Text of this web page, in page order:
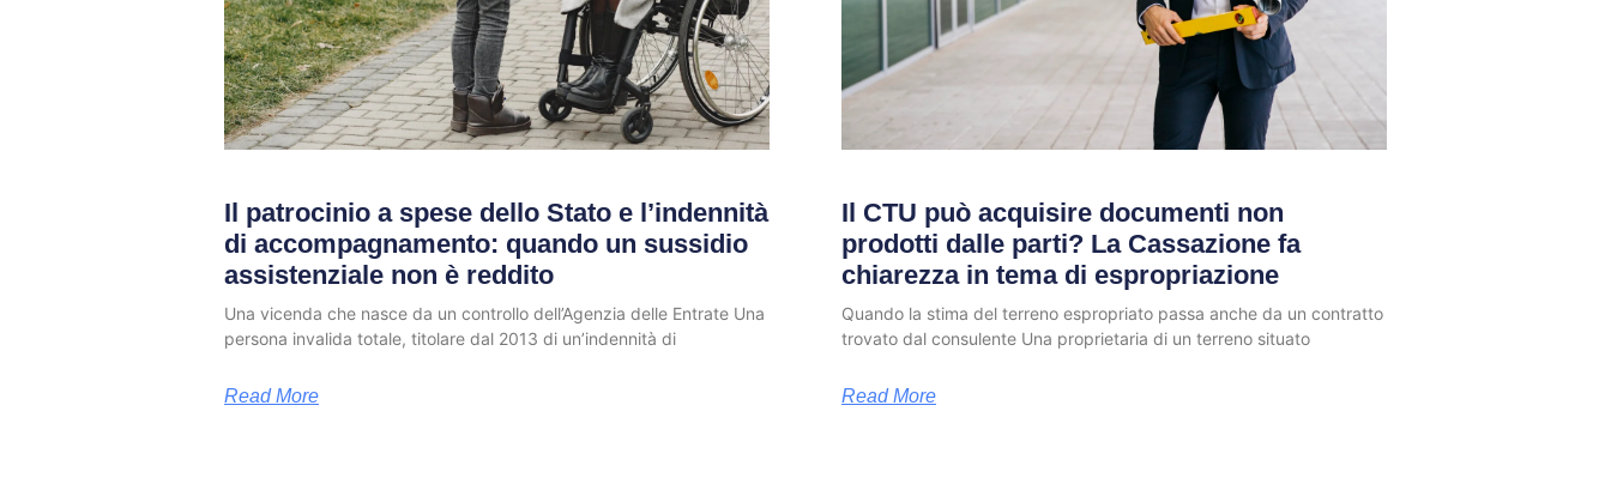
Il patrocinio a spese dello Stato e l’indennità
di accompagnamento: quando un sussidio
assistenziale non è reddito
Una vicenda che nasce da un controllo dell’Agenzia delle Entrate Una
persona invalida totale, titolare dal 2013 di un’indennità di
Read More
Il CTU può acquisire documenti non
prodotti dalle parti? La Cassazione fa
chiarezza in tema di espropriazione
Quando la stima del terreno espropriato passa anche da un contratto
trovato dal consulente Una proprietaria di un terreno situato
Read More